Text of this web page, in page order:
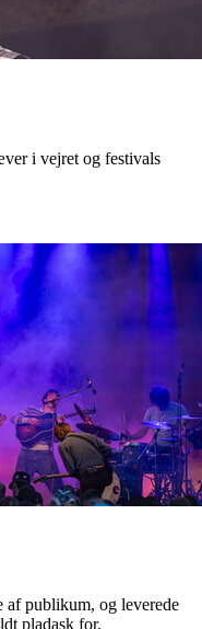
i vejret og festivals
af publikum, og leverede
pladask for.